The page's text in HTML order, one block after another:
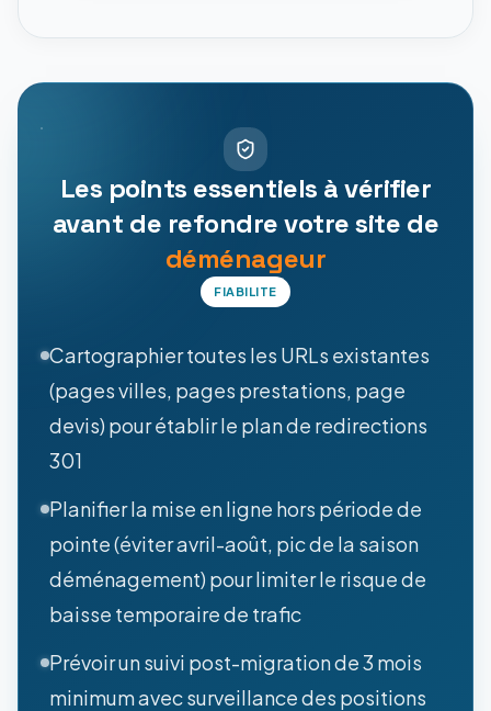
Les points essentiels à vérifier
avant de refondre votre site de
déménageur
FIABILITE
Cartographier toutes les URLs existantes
(pages villes, pages prestations, page
devis) pour établir le plan de redirections
301
Planifier la mise en ligne hors période de
pointe (éviter avril-août, pic de la saison
déménagement) pour limiter le risque de
baisse temporaire de trafic
Prévoir un suivi post-migration de 3 mois
minimum avec surveillance des positions